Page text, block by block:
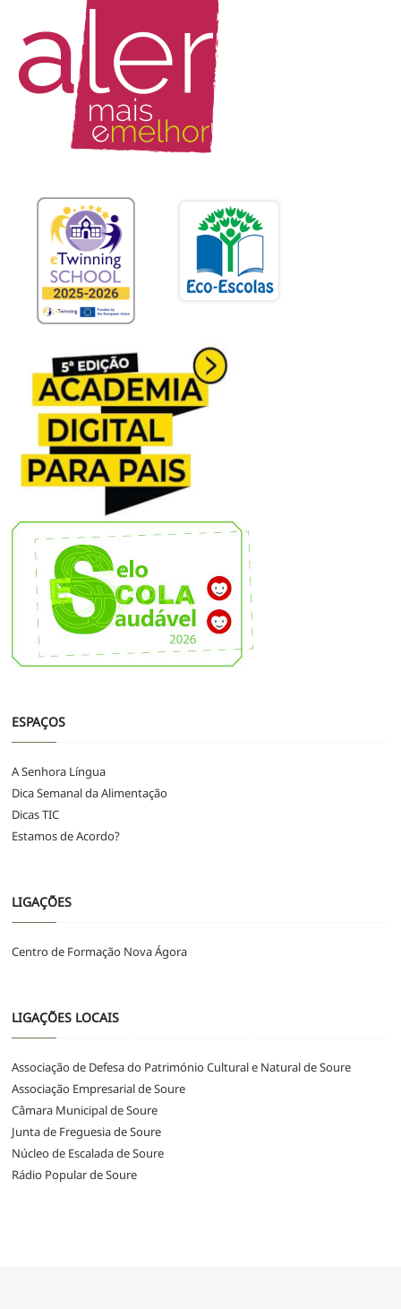
ESPAÇOS
A Senhora Língua
Dica Semanal da Alimentação
Dicas TIC
Estamos de Acordo?
LIGAÇÕES
Centro de Formação Nova Ágora
LIGAÇÕES LOCAIS
Associação de Defesa do Património Cultural e Natural de Soure
Associação Empresarial de Soure
Câmara Municipal de Soure
Junta de Freguesia de Soure
Núcleo de Escalada de Soure
Rádio Popular de Soure